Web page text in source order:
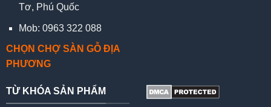
Tơ, Phú Quốc
Mob: 0963 322 088
CHỌN CHỢ SÀN GỖ ĐỊA
PHƯƠNG
TỪ KHÓA SẢN PHẨM